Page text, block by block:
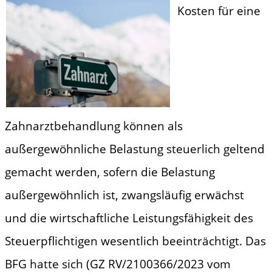
Kosten für eine
Zahnarztbehandlung können als
außergewöhnliche Belastung steuerlich geltend
gemacht werden, sofern die Belastung
außergewöhnlich ist, zwangsläufig erwächst
und die wirtschaftliche Leistungsfähigkeit des
Steuerpflichtigen wesentlich beeinträchtigt. Das
BFG hatte sich (GZ RV/2100366/2023 vom